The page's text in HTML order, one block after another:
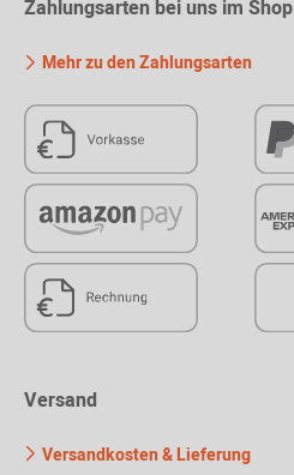
Zahlungsarten bei uns im Shop
Mehr zu den Zahlungsarten
Versand
Versandkosten & Lieferung